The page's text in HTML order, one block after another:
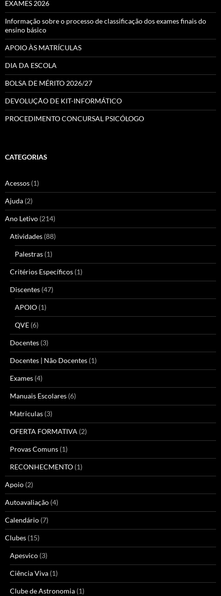
EXAMES 2026
Informação sobre o processo de classificação dos exames finais do
ensino básico
APOIO ÀS MATRÍCULAS
DIA DA ESCOLA
BOLSA DE MÉRITO 2026/27
DEVOLUÇÃO DE KIT-INFORMÁTICO
PROCEDIMENTO CONCURSAL PSICÓLOGO
CATEGORIAS
Acessos (1)
Ajuda (2)
Ano Letivo (214)
Atividades (88)
Palestras (1)
Critérios Específicos (1)
Discentes (47)
APOIO (1)
QVE (6)
Docentes (3)
Docentes | Não Docentes (1)
Exames (4)
Manuais Escolares (6)
Matriculas (3)
OFERTA FORMATIVA (2)
Provas Comuns (1)
RECONHECMENTO (1)
Apoio (2)
Autoavaliação (4)
Calendário (7)
Clubes (15)
Apesvico (3)
Ciência Viva (1)
Clube de Astronomia (1)